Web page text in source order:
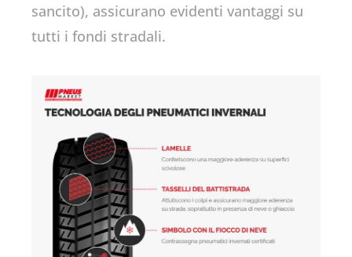
sancito), assicurano evidenti vantaggi su
tutti i fondi stradali.